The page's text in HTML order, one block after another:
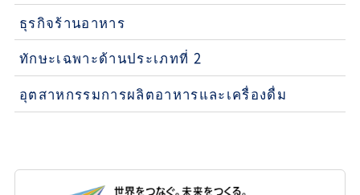
ธุรกิจร้านอาหาร
ทักษะเฉพาะด้านประเภทที่ 2
อุตสาหกรรมการผลิตอาหารและเครื่องดื่ม